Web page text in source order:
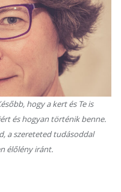
hogy a kert és Te is
és hogyan történik benne.
a szereteted tudásoddal
élőlény iránt.